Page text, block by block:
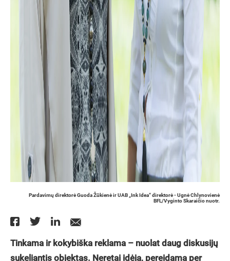
Pardavimų direktorė Guoda Žūkienė ir UAB „Ink Idea“ direktorė - Ugnė Chlynovienė
BFL/Vyginto Skaraičio nuotr.
Tinkama ir kokybiška reklama – nuolat daug diskusijų
sukeliantis objektas. Neretai idėja, pereidama per